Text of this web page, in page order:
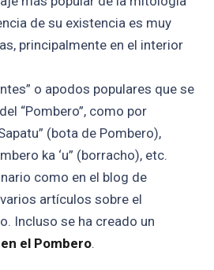
de su existencia es muy
principalmente en el interior
o apodos populares que se
“Pombero”, como por
(bota de Pombero),
ka ‘u” (borracho), etc.
como en el blog de
artículos sobre el
Incluso se ha creado un
el Pombero.